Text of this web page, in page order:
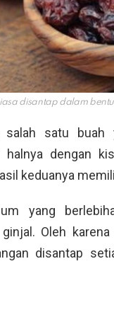
disantap dalam
salah satu
halnya dengan
keduanya
yang
Oleh
disantap